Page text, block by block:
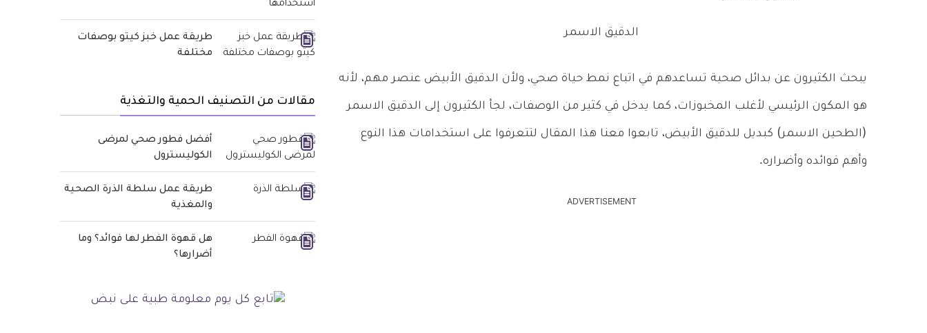
الدقيق الاسمر
يبحث الكثيرون عن بدائل صحية تساعدهم في اتباع نمط حياة صحي، ولأن الدقيق الأبيض عنصر مهم، لأنه
هو المكون الرئيسي لأغلب المخبوزات، كما يدخل في كثير من الوصفات، لجأ الكثيرون إلى الدقيق الاسمر
(الطحين الاسمر) كبديل للدقيق الأبيض، تابعوا معنا هذا المقال لتتعرفوا على استخدامات هذا النوع
وأهم فوائده وأضراره.
ADVERTISEMENT
طريقة عمل خبز كيتو بوصفات
مختلفة
مقالات من التصنيف الحمية والتغذية
أفضل فطور صحي لمرضى
الكوليسترول
طريقة عمل سلطة الذرة الصحية
والمغذية
هل قهوة الفطر لها فوائد؟ وما
أضرارها؟